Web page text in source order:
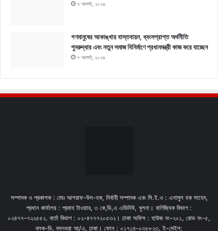
৭ আগস্ট, ২০২৬
গণমানুষের আকাঙ্খার বাস্তবায়ন, ধ্বংসপ্রাপ্ত অর্থনীতি
পুনরুদ্ধার এবং নতুন সমাজ বিনির্মাণে প্রধানমন্ত্রী কাজ করে যাচ্ছেন
৭ আগস্ট, ২০২৬
সম্পাদক ও প্রকাশক : মোঃ আশরাফ-উল-হক, নির্বাহী সম্পাদক এবং সি.ই.ও : এনামুল হক সাহেদ,
প্রধান কার্যালয় : প্রবাহ টাওয়ার, ৩ কে,ডি,এ এভিনিউ, খুলনা। বাণিজ্যিক বিভাগ :
০২৪৭৭-৭২২৫৫২. বার্তা বিভাগ : ০২-৪৭৭৭২০৫৩২। ঢাকা অফিস : হাউজ নং-২০১, রোড নং-৫,
ব্লক-ডি, বসুন্ধরা আ/এ, ঢাকা। ফোন : ০১৭১৪-০৩৮৮২৩, ই-মেইল: